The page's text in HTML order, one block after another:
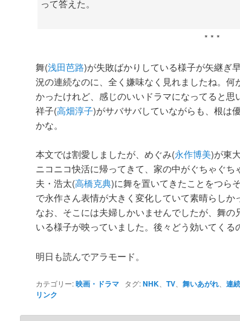
って答えた。
* * *
舞(浅田芭路)が失敗ばかりしている様子が矢継ぎ
況の連続なのに、全く嫌味なく見れましたね。
かったけれど、感じのいいドラマになってると思
祥子(高畑淳子)がサバサバしていながらも、根は
かな。
本文では割愛しましたが、めぐみ(永作博美)が東
ニコニコ快活に帰ってきて、家の中がぐちゃぐち
夫・浩太(高橋克典)に舞を置いてきたことをつら
で永作さん表情が大きく変化していて素晴らしか
なお、そこには夫婦しかいませんでしたが、舞の
いる様子が映っていました。後々どう効いてくる
明日も読んでアラモード。
カテゴリー:映画・ドラマタグ:NHK TV、 舞いあがれ、 連
リンク